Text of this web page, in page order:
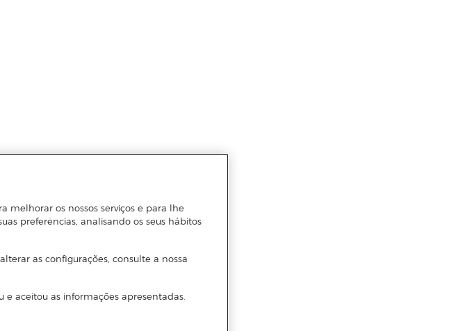
melhorar os nossos serviços e para lhe
preferências, analisando os seus hábitos
as configurações, consulte a nossa
aceitou as informações apresentadas.